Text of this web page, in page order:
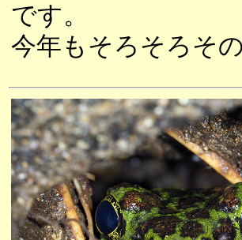
です。
今年もそろそろそ